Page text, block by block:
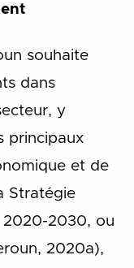
souhaite
dans
y
principaux
et de
Stratégie
2020-2030, ou
2020a),